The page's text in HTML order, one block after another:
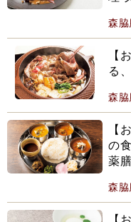
森脇
【
る
森脇
【
の
薬
森脇
【